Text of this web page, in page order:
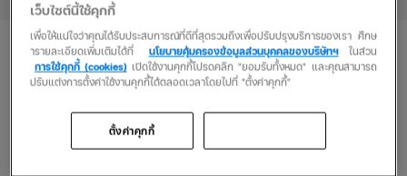
ซื้อประกันเดินทางกับ
insurverse ดียังไง?
insurverse คุ้มครองครอบคลุมทั่วโลกแบบจัดเต็ม
เว็บไซต์นี้ใช้คุกกี้
เพื่อให้แน่ใจว่าคุณได้รับประสบการณ์ที่ดีที่สุดรวมถึงเพื่อปรับปรุงบริการของเรา ศึกษ
ารายละเอียดเพิ่มเติมได้ที่
นโยบายคุ้มครองข้อมูลส่วนบุคคลของบริษัทฯในส่วน
การใช้คุกกี้ (cookies) เปิดใช้งานคุกกี้โปรดคลิก "ยอมรับทั้งหมด" และคุณสามารถ
ปรับแต่งการตั้งค่าใช้งานคุกกี้ได้ตลอดเวลาโดยไปที่ "ตั้งค่าคุกกี้"
ตั้งค่าคุกกี้